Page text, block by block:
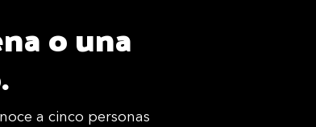
o una
a cinco personas